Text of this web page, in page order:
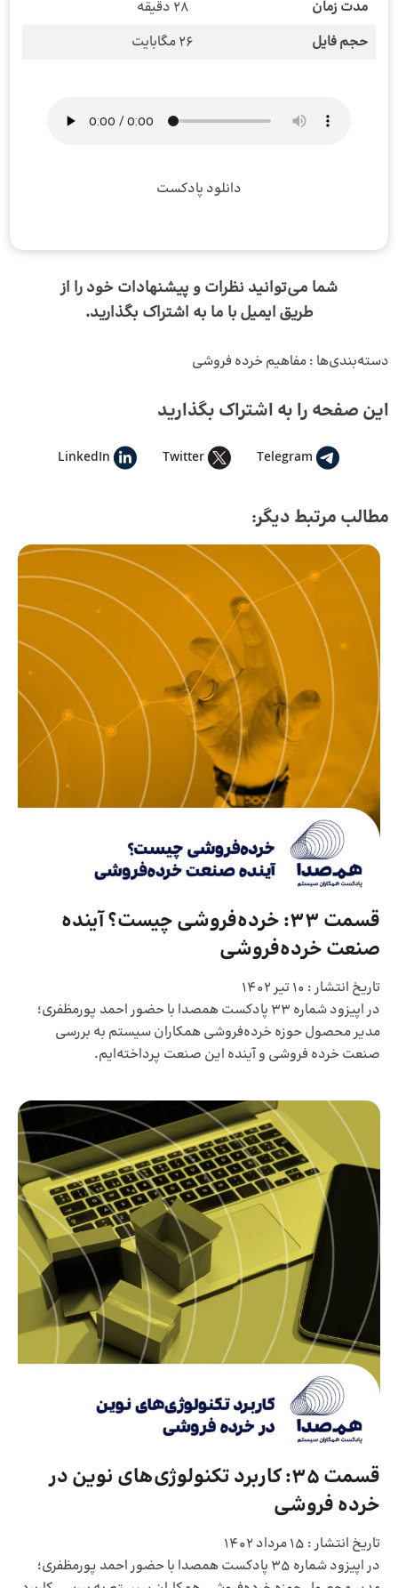
مدت زمان
28 دقیقه
حجم فایل
26 مگابایت
دانلود پادکست
شما می‌توانید نظرات و پیشنهادات خود را از
طریقایمیلبا ما به اشتراک بگذارید.
دسته‌بندی‌ها :مفاهیم خرده فروشی
این صفحه را به اشتراک بگذارید
Telegram
Twitter
LinkedIn
مطالب مرتبط دیگر:
قسمت 33: خرده‌فروشی چیست؟ آینده
صنعت خرده‌فروشی
تاریخ انتشار : 10 تیر 1402
در اپیزود شماره 33 پادکست همصدا با حضور احمد پورمظفری؛
مدیر محصول حوزه خرده‌فروشی همکاران سیستم به بررسی
صنعت خرده فروشی و آینده این صنعت پرداخته‌ایم.
قسمت ۳۵: کاربرد تکنولوژی‌های نوین در
خرده فروشی
تاریخ انتشار : 15 مرداد 1402
در اپیزود شماره 35 پادکست همصدا با حضور احمد پورمظفری؛